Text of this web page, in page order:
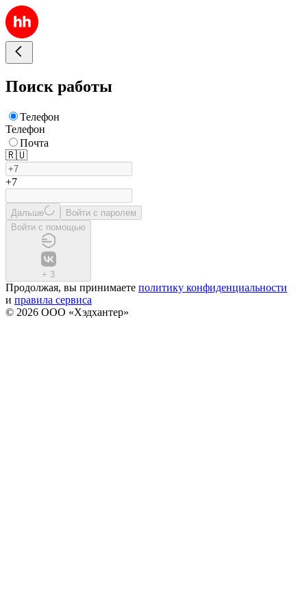
Поиск работы
Телефон
Телефон
Почта
🇷🇺
+7
Дальше
Войти с паролем
Войти с помощью
+ 3
Продолжая, вы принимаете политику конфиденциальности
и правила сервиса
© 2026 ООО «Хэдхантер»